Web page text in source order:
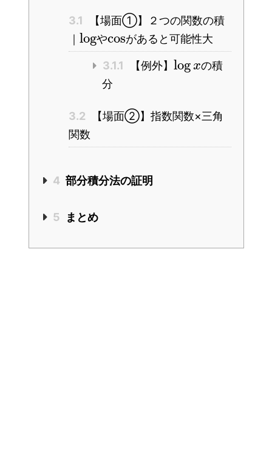
3.1
【場面①】２つの関数の積
｜ logやcosがあると可能性大
3.1.1 【例外】logxの積
分
3.2
【場面②】指数関数×三角
関数
4 部分積分法の証明
5 まとめ